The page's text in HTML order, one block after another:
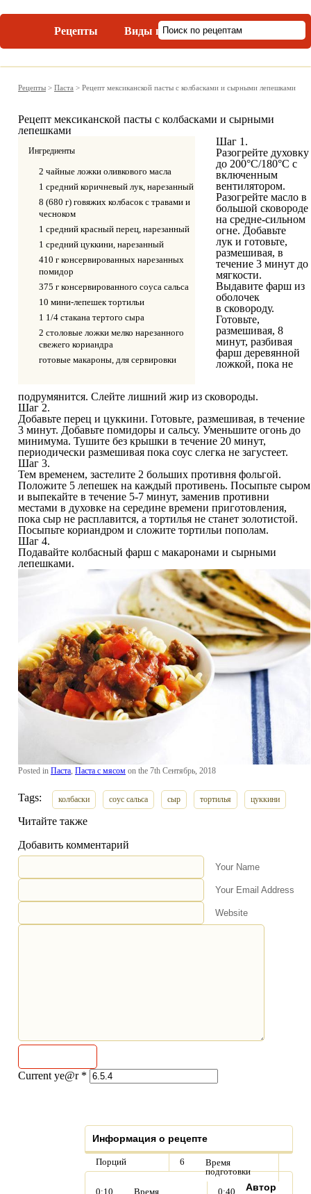
Рецепты Виды пасты
Рецепты > Паста > Рецепт мексиканской пасты с колбасками и сырными лепешками
Рецепт мексиканской пасты с колбасками и сырными
лепешками
Ингредиенты
2 чайные ложки оливкового масла
1 средний коричневый лук, нарезанный
8 (680 г) говяжих колбасок с травами и
чесноком
1 средний красный перец, нарезанный
1 средний цуккини, нарезанный
410 г консервированных нарезанных
помидор
375 г консервированного соуса сальса
10 мини-лепешек тортильи
1 1/4 стакана тертого сыра
2 столовые ложки мелко нарезанного
свежего кориандра
готовые макароны, для сервировки
Шаг 1.
Разогрейте духовку
до 200°C/180°С с
включенным
вентилятором.
Разогрейте масло в
большой сковороде
на средне-сильном
огне. Добавьте
лук и готовьте,
размешивая, в
течение 3 минут до
мягкости.
Выдавите фарш из
оболочек
в сковороду.
Готовьте,
размешивая, 8
минут, разбивая
фарш деревянной
ложкой, пока не
подрумянится. Слейте лишний жир из сковороды.
Шаг 2.
Добавьте перец и цуккини. Готовьте, размешивая, в течение
3 минут. Добавьте помидоры и сальсу. Уменьшите огонь до
минимума. Тушите без крышки в течение 20 минут,
периодически размешивая пока соус слегка не загустеет.
Шаг 3.
Тем временем, застелите 2 больших противня фольгой.
Положите 5 лепешек на каждый противень. Посыпьте сыром
и выпекайте в течение 5-7 минут, заменив противни
местами в духовке на середине времени приготовления,
пока сыр не расплавится, а тортилья не станет золотистой.
Посыпьте кориандром и сложите тортильи пополам.
Шаг 4.
Подавайте колбасный фарш с макаронами и сырными
лепешками.
Posted in Паста Паста с мясом on the 7th Сентябрь, 2018
Tags: колбаски соус сальса сыр тортилья цуккини
Читайте также
Добавить комментарий
Your Name
Your Email Address
Website
Current ye@r *
Информация о рецепте
Порций 6
Время
подготовки
0:10
Время
0:40 Автор